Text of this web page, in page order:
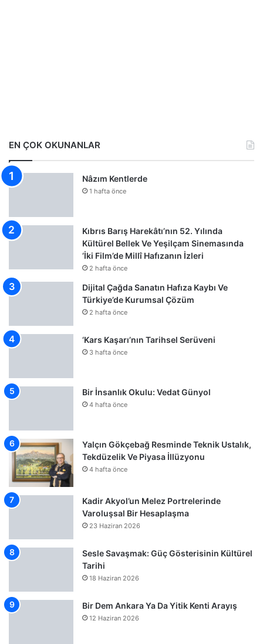
EN ÇOK OKUNANLAR
Nâzım Kentlerde
1 hafta önce
Kıbrıs Barış Harekâtı’nın 52. Yılında
Kültürel Bellek Ve Yeşilçam Sinemasında
‘İki Film’de Millî Hafızanın İzleri
2 hafta önce
Dijital Çağda Sanatın Hafıza Kaybı Ve
Türkiye’de Kurumsal Çözüm
2 hafta önce
‘Kars Kaşarı’nın Tarihsel Serüveni
3 hafta önce
Bir İnsanlık Okulu: Vedat Günyol
4 hafta önce
Yalçın Gökçebağ Resminde Teknik Ustalık,
Tekdüzelik Ve Piyasa İllüzyonu
4 hafta önce
Kadir Akyol’un Melez Portrelerinde
Varoluşsal Bir Hesaplaşma
23 Haziran 2026
Sesle Savaşmak: Güç Gösterisinin Kültürel
Tarihi
18 Haziran 2026
Bir Dem Ankara Ya Da Yitik Kenti Arayış
12 Haziran 2026